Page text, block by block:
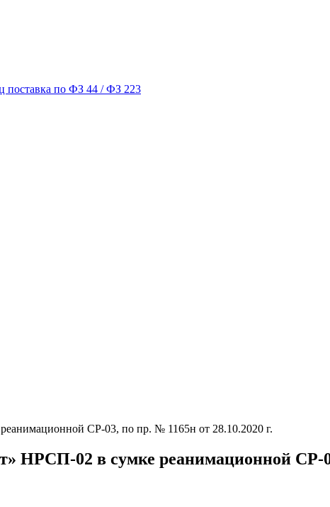
поставка по ФЗ 44 / ФЗ 223
СР-03, по пр. № 1165н от 28.10.2020 г.
НРСП-02 в сумке реанимационной СР-